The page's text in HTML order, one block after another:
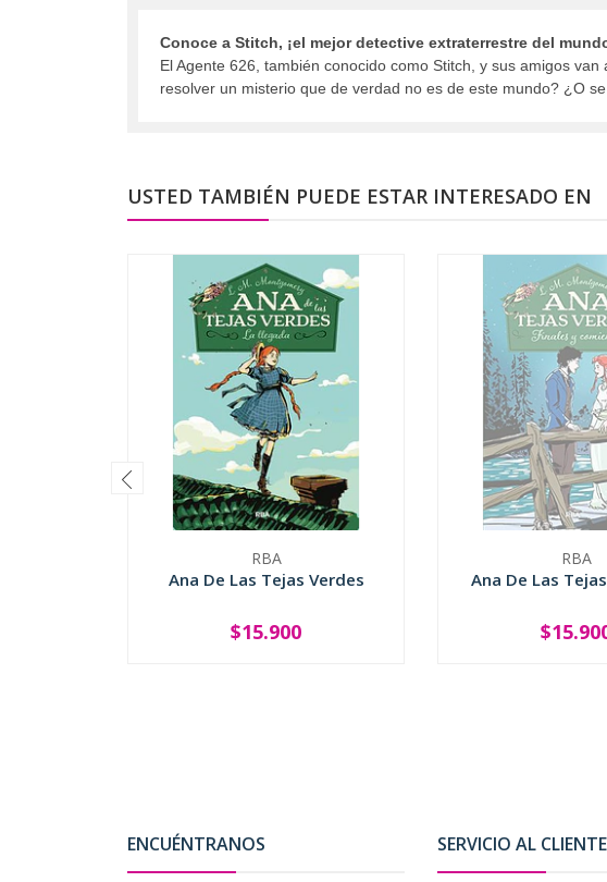
Conoce a Stitch, ¡el mejor detective extraterrestre del
El Agente 626, también conocido como Stitch, y sus amigos
resolver un misterio que de verdad no es de este mundo? ¿O
USTED TAMBIÉN PUEDE ESTAR INTERESADO EN
RBA
Ana De Las Tejas Verdes
+
$15.900
RBA
Ana De Las
SOLD
ENCUÉNTRANOS SERVICIO AL CLIENTE